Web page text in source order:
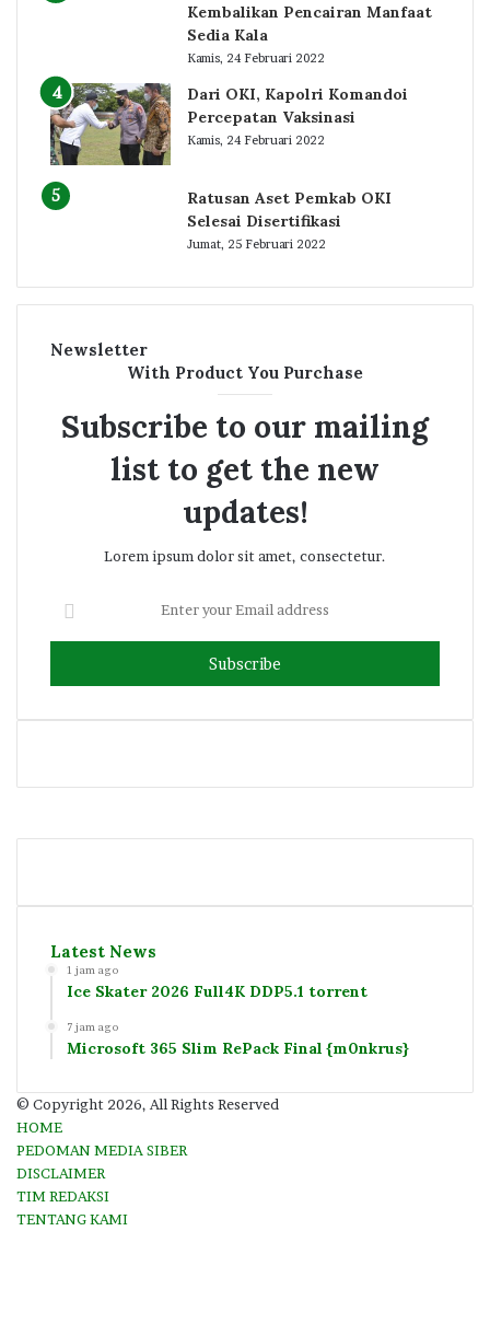
Kembalikan Pencairan Manfaat
Sedia Kala
Kamis, 24 Februari 2022
Dari OKI, Kapolri Komandoi
Percepatan Vaksinasi
Kamis, 24 Februari 2022
Ratusan Aset Pemkab OKI
Selesai Disertifikasi
Jumat, 25 Februari 2022
Newsletter
With Product You Purchase
Subscribe to our mailing
list to get the new
updates!
Lorem ipsum dolor sit amet, consectetur.
your
Email
Latest News
1 jam ago
Ice Skater 2026 Full4K DDP5.1 torrent
7 jam ago
Microsoft 365 Slim RePack Final {m0nkrus}
© Copyright 2026, All Rights Reserved
HOME
PEDOMAN MEDIA SIBER
DISCLAIMER
TIM REDAKSI
TENTANG KAMI